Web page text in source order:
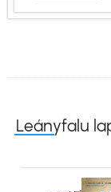
Leányfalu